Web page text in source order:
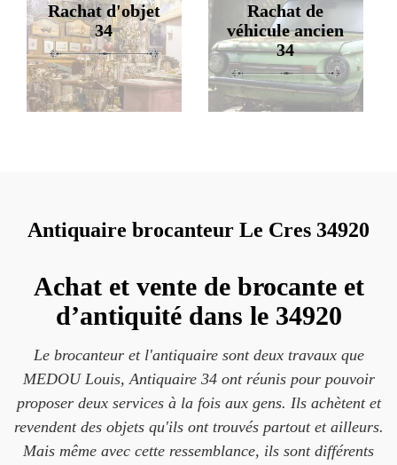
Rachat d'objet
34
Rachat de
véhicule ancien
34
Antiquaire brocanteur Le Cres 34920
Achat et vente de brocante et
d’antiquité dans le 34920
Le brocanteur et l'antiquaire sont deux travaux que
MEDOU Louis, Antiquaire 34 ont réunis pour pouvoir
proposer deux services à la fois aux gens. Ils achètent et
revendent des objets qu'ils ont trouvés partout et ailleurs.
Mais même avec cette ressemblance, ils sont différents